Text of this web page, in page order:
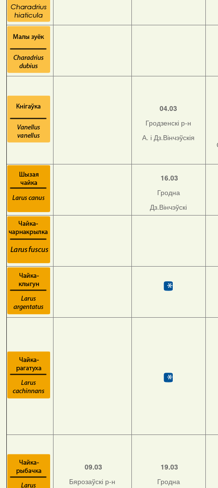
04.03
Гродзенскі р-н
А. і Дз.Вінчэўскія
16.03
Гродна
Дз.Вінчэўскі
09.03
Бярозаўскі р-н
19.03
Гродна